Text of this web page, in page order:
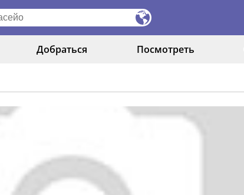
Добраться Посмотреть